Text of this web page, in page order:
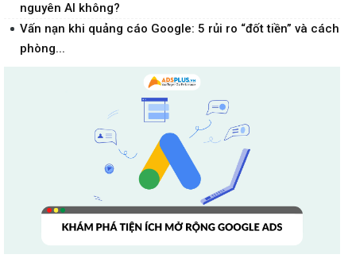
nguyên AI không?
Vấn nạn khi quảng cáo Google: 5 rủi ro “đốt tiền” và cách
phòng...